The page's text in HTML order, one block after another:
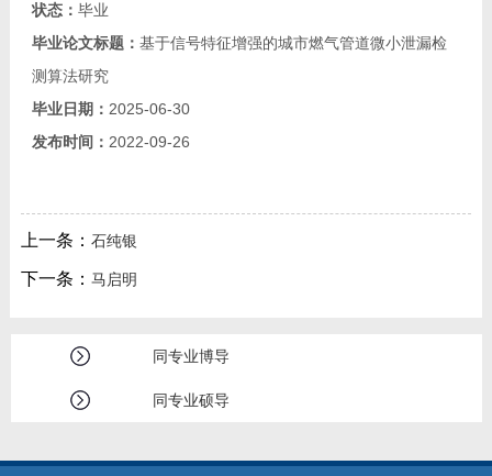
状态： 毕业
毕业论文标题： 基于信号特征增强的城市燃气管道微小泄漏检
测算法研究
毕业日期： 2025-06-30
发布时间： 2022-09-26
上一条： 石纯银
下一条： 马启明
同专业博导
同专业硕导